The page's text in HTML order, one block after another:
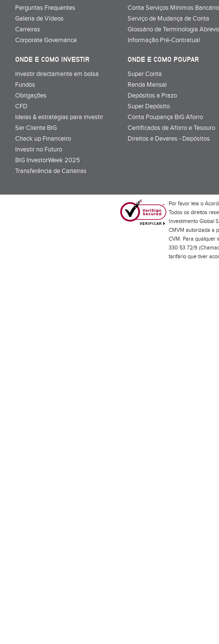
Perguntas Frequentes
Galeria de Vídeos
Carreiras
Corporate Governance
Conta Serviços Mínimos
Serviço de Mudança de Conta
Glossário de Terminologia
Informação Pré-Contratual
ONDE E COMO INVESTIR
Investir directamente em bolsa
Fundos
Obrigações
CFD
Ideias & estratégias para investir
Ser Cliente BiG
Check up Financeiro
Investir no Futuro
BiG InvestorWeek 2025;
Transferência de Carteiras;
ONDE E COMO POUPAR
Super Conta
Renda Mensal
Depósitos a Prazo
Super Depósito
Conta Poupança BiG Aforro
Certificados de Aforro e Tesouro
Direitos e Deveres - Depósitos
Por favor leia o
Todos os direitos
Investimento Global
CMVM autorizada a
CVM. Para qualquer
330 53 72/9
tarifário que tiver